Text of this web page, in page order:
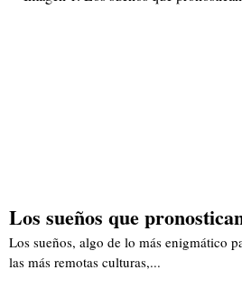
Los sueños que
Los sueños, algo de lo más enigmático
las más remotas culturas,...